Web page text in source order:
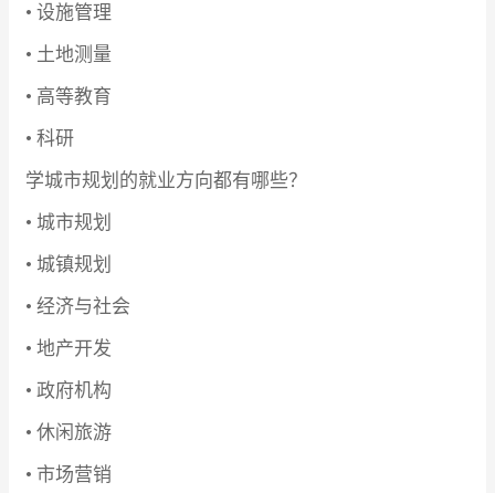
• 设施管理
• 土地测量
• 高等教育
• 科研
学城市规划的就业方向都有哪些？
• 城市规划
• 城镇规划
• 经济与社会
• 地产开发
• 政府机构
• 休闲旅游
• 市场营销